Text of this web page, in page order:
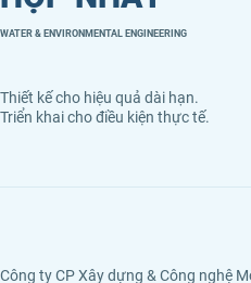
WATER & ENVIRONMENTAL ENGINEERING
Thiết kế cho hiệu quả dài hạn.
Triển khai cho điều kiện thực tế.
Công ty CP Xây dựng & Công nghệ